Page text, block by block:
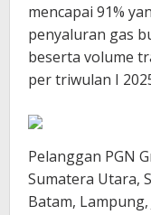
mencapai 91%
penyaluran gas
beserta volume
per triwulan I
Pelanggan PGN
Sumatera Utara,
Batam, Lampung,